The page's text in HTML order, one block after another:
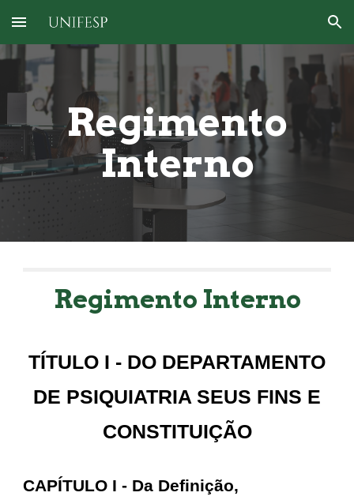
Skip to main content Skip to navigation
Regimento
Interno
Regimento Interno
TÍTULO I - DO DEPARTAMENTO
DE PSIQUIATRIA SEUS FINS E
CONSTITUIÇÃO
CAPÍTULO I - Da Definição,